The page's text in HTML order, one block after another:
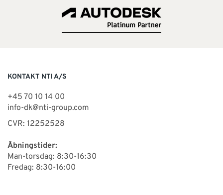
KONTAKT NTI A/S
+45 70 10 14 00
info-dk@nti-group.com
CVR: 12252528
Åbningstider:
Man-torsdag: 8:30-16:30
Fredag: 8:30-16:00